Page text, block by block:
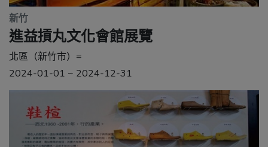
新竹
進益摃丸文化會館展覽
北區（新竹市）=
2024-01-01 ~ 2024-12-31